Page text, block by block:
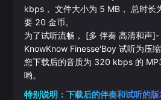
kbps， 文件大小为 5 MB， 总时长
要 20 金币。
为了试听流畅， [多 伴奏 高清和声]-
KnowKnow Finesse'Boy 试听为压
您下载后的音质为 320 kbps 的
哟。
特别说明：下载后的伴奏和试听的